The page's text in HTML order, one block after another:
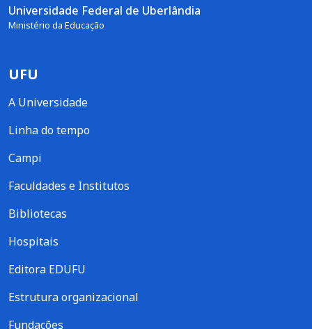
Universidade Federal de Uberlândia
Ministério da Educação
UFU
A Universidade
Linha do tempo
Campi
Faculdades e Institutos
Bibliotecas
Hospitais
Editora EDUFU
Estrutura organizacional
Fundações